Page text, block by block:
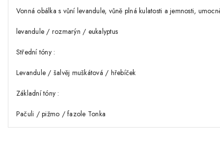
Vonná obálka s vůní levandule, vůně plná kulatosti a jemnosti,
levandule / rozmarýn / eukalyptus
Střední tóny :
Levandule / šalvěj muškátová / hřebíček
Základní tóny :
Pačuli / pižmo / fazole Tonka